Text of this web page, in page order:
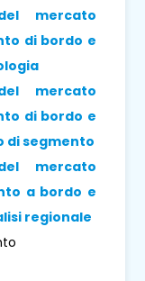
mercato
di bordo e
mercato
di bordo e
di segmento
mercato
a bordo e
regionale